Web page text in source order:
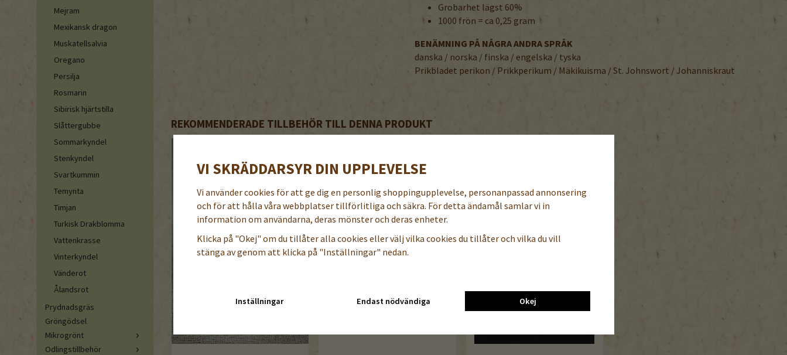
Mejram
Mexikansk dragon
Muskatellsalvia
Oregano
Persilja
Rosmarin
Sibirisk hjärtstilla
Slåttergubbe
Sommarkyndel
Stenkyndel
Svartkummin
Temynta
Timjan
Turkisk Drakblomma
Vattenkrasse
Vinterkyndel
Vänderot
Ålandsrot
Prydnadsgräs
Gröngödsel
Mikrogrönt
Odlingstillbehör
Grobarhet lägst 60%
1000 frön = ca 0,25 gram
BENÄMNING PÅ NÅGRA ANDRA SPRÅK
danska / norska / finska / engelska / tyska
Prikbladet perikon / Prikkperikum / Mäkikuisma / St. Johnswort / Johanniskraut
REKOMMENDERADE TILLBEHÖR TILL DENNA PRODUKT
VI SKRÄDDARSYR DIN UPPLEVELSE
Vi använder cookies för att ge dig en personlig shoppingupplevelse, personanpassad annonsering
och för att hålla våra webbplatser tillförlitliga och säkra. För detta ändamål samlar vi in
information om användarna, deras mönster och deras enheter.
Klicka på "Okej" om du tillåter alla cookies eller välj vilka cookies du tillåter och vilka du vill
stänga av genom att klicka på "Inställningar" nedan.
Inställningar Endast nödvändiga Okej